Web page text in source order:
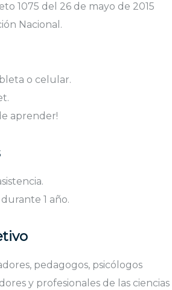
1075 del 26 de mayo de 2015
Nacional.
o celular.
aprender!
1 año.
pedagogos, psicólogos
y profesionales de las ciencias